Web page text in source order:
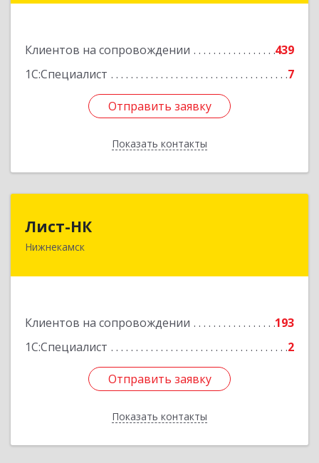
Клиентов на сопровождении
439
1С:Специалист
7
Отправить заявку
Показать контакты
Отправить заявку
Назад
Лист-НК
Нижнекамск
Клиентов на сопровождении
193
1С:Специалист
2
Отправить заявку
Показать контакты
423585, Татарстан Респ, Нижнекамский р-н,
Отправить заявку
Назад